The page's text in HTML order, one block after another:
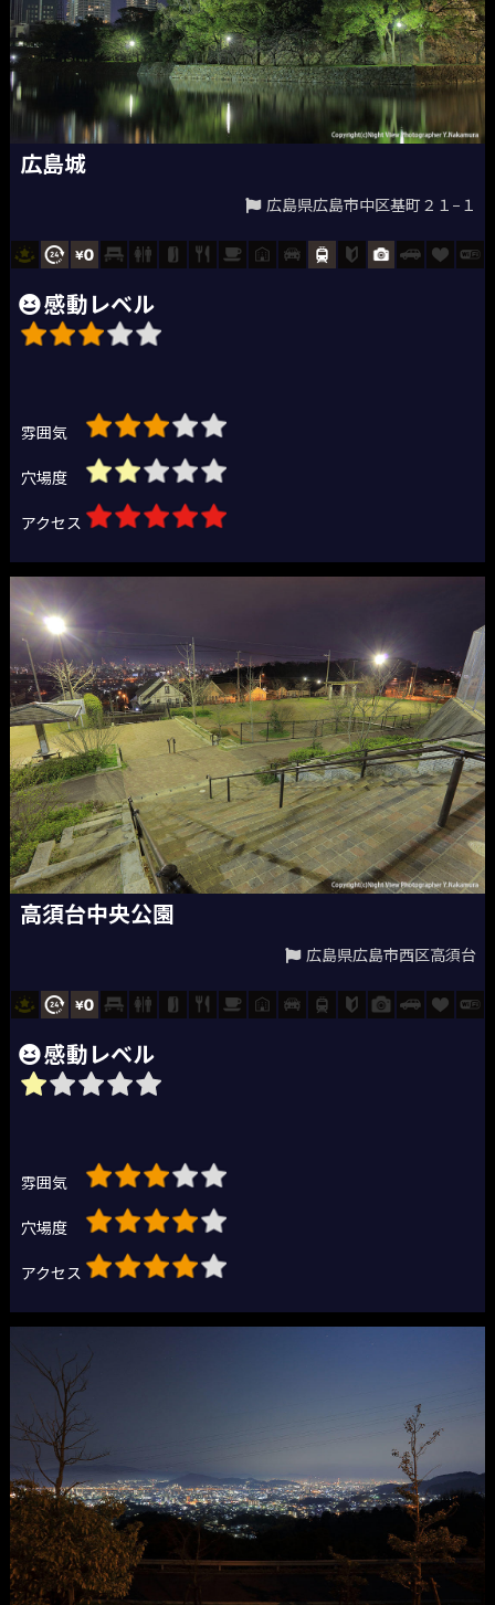
広島城
広島県広島市中区基町２１−１
感動レベル
雰囲気
穴場度
アクセス
高須台中央公園
広島県広島市西区高須台
感動レベル
雰囲気
穴場度
アクセス